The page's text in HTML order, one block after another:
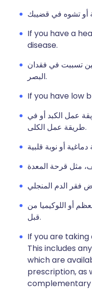
If you have a
disease.
تسببت في فقدان
البصر.
If you have low
عمل الكبد أو في
طريقة عمل الكلى.
أو اللوكيميا من
قبل.
If you are taking
This includes
which are
prescription, as
complementary